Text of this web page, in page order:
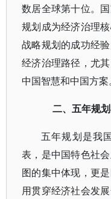
数居全球第十位。
规划成为经济治理
战略规划的成功经
经济治理路径，尤
中国智慧和中国方案
二、五年规
五年规划是我
表，是中国特色社
图的集中体现，更
用贯穿经济社会发